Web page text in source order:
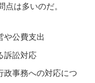
点は多いのだ。
や公費支出
訴訟対応
政事務への対応につ